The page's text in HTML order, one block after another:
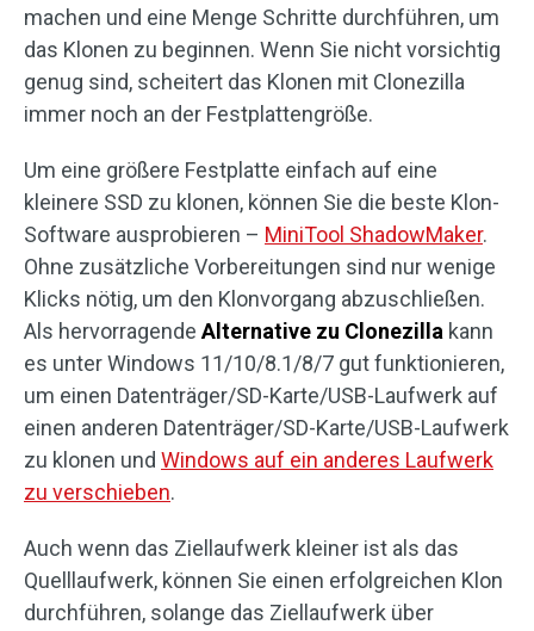
machen und eine Menge Schritte durchführen, um
das Klonen zu beginnen. Wenn Sie nicht vorsichtig
genug sind, scheitert das Klonen mit Clonezilla
immer noch an der Festplattengröße.
Um eine größere Festplatte einfach auf eine
kleinere SSD zu klonen, können Sie die beste Klon-
Software ausprobieren – MiniTool ShadowMaker.
Ohne zusätzliche Vorbereitungen sind nur wenige
Klicks nötig, um den Klonvorgang abzuschließen.
Als hervorragende Alternative zu Clonezilla kann
es unter Windows 11/10/8.1/8/7 gut funktionieren,
um einen Datenträger/SD-Karte/USB-Laufwerk auf
einen anderen Datenträger/SD-Karte/USB-Laufwerk
zu klonen und Windows auf ein anderes Laufwerk
zu verschieben.
Auch wenn das Ziellaufwerk kleiner ist als das
Quelllaufwerk, können Sie einen erfolgreichen Klon
durchführen, solange das Ziellaufwerk über